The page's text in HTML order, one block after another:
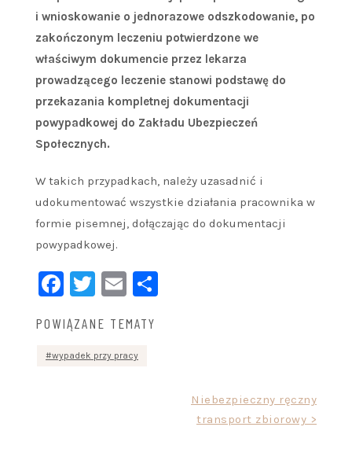
i wnioskowanie o jednorazowe odszkodowanie, po
zakończonym leczeniu potwierdzone we
właściwym dokumencie przez lekarza
prowadzącego leczenie stanowi podstawę do
przekazania kompletnej dokumentacji
powypadkowej do Zakładu Ubezpieczeń
Społecznych.
W takich przypadkach, należy uzasadnić i
udokumentować wszystkie działania pracownika w
formie pisemnej, dołączając do dokumentacji
powypadkowej.
Facebook
Twitter
Email
POWIĄZANE TEMATY
wypadek przy pracy
Niebezpieczny ręczny
transport zbiorowy >